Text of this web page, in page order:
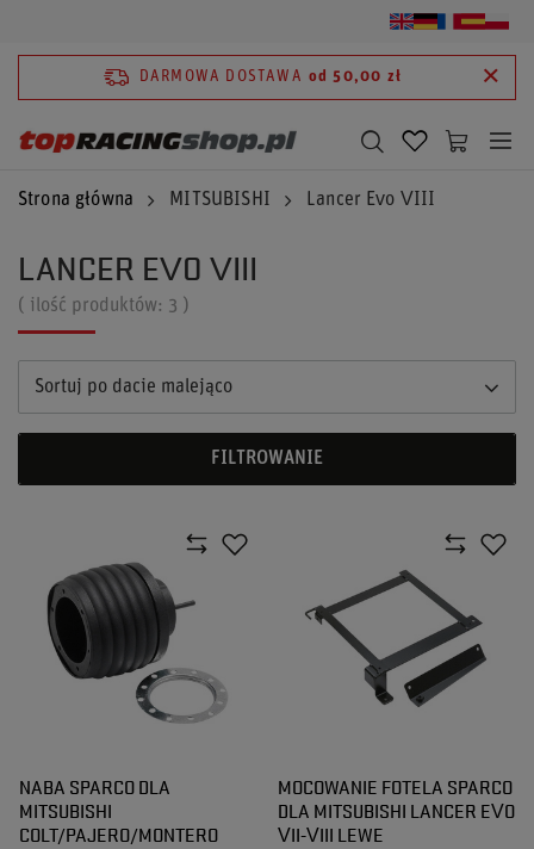
DARMOWA DOSTAWA od 50,00 zł
Strona główna MITSUBISHI Lancer Evo VIII
LANCER EVO VIII
( ilość produktów: 3 )
Sortuj po dacie malejąco
FILTROWANIE
NABA SPARCO DLA
MITSUBISHI
COLT/PAJERO/MONTERO
MOCOWANIE FOTELA SPARCO
DLA MITSUBISHI LANCER EVO
VII-VIII LEWE